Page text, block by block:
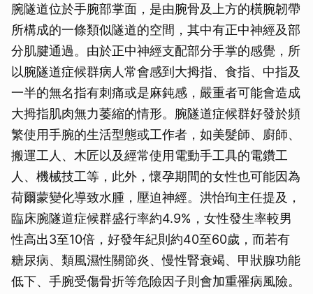
腕隧道位於手腕部掌面，是由腕骨及上方的橫腕韌帶
所構成的一條類似隧道的空間，其中有正中神經及部
分肌腱通過。由於正中神經支配部分手掌的感覺，所
以腕隧道症候群病人常會感到大拇指、食指、中指及
一半的無名指有刺痛或是麻鈍感，嚴重者可能會造成
大拇指肌肉無力萎縮的情形。腕隧道症候群好發於頻
繁使用手腕的生活型態或工作者，如美髮師、廚師、
搬運工人、木匠以及經常使用電動手工具的電鑽工
人、機械技工等，此外，懷孕期間的女性也可能因為
荷爾蒙變化導致水腫，壓迫神經。洪怡珣主任提及，
臨床腕隧道症候群盛行率約4.9%，女性發生率較男
性高出3至10倍，好發年紀則約40至60歲，而若有
糖尿病、類風濕性關節炎、慢性腎衰竭、甲狀腺功能
低下、手腕受傷骨折等危險因子則會加重罹病風險。